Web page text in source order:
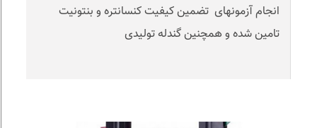
انجام آزمونهای تضمین کیفیت کنسانتره و بنتونیت
تامین شده و همچنین گندله تولیدی